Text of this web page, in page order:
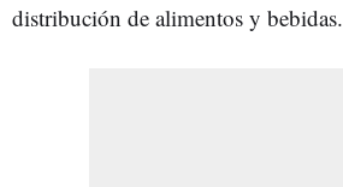
distribución de alimentos y bebidas.